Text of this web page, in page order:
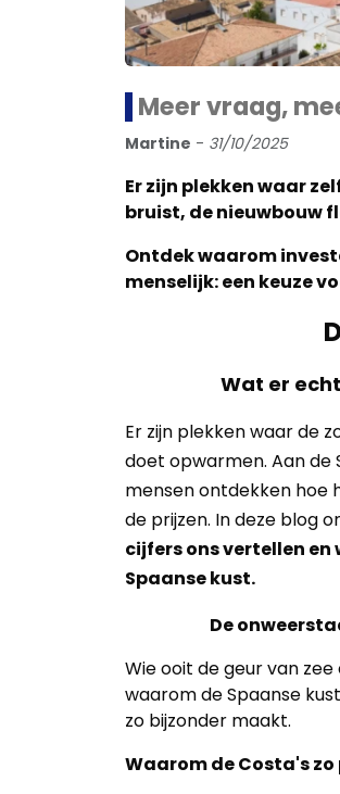
Meer vraag,
Martine - 31/10/2025
Er zijn plekken waar
bruist, de nieuwbouw
Ontdek waarom
menselijk: een keuze
Wat er
Er zijn plekken waar de
doet opwarmen. Aan de
mensen ontdekken hoe
de prijzen. In deze blog
cijfers ons vertellen
Spaanse kust.
De
Wie ooit de geur van
waarom de Spaanse
zo bijzonder maakt.
Waarom de Costa's